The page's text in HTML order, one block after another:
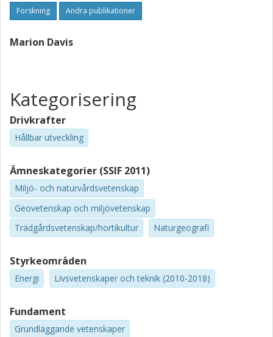
Forskning Andra publikationer
Marion Davis
Kategorisering
Drivkrafter
Hållbar utveckling
Ämneskategorier (SSIF 2011)
Miljö- och naturvårdsvetenskap
Geovetenskap och miljövetenskap
Trädgårdsvetenskap/hortikultur
Naturgeografi
Styrkeområden
Energi Livsvetenskaper och teknik (2010-2018)
Fundament
Grundläggande vetenskaper